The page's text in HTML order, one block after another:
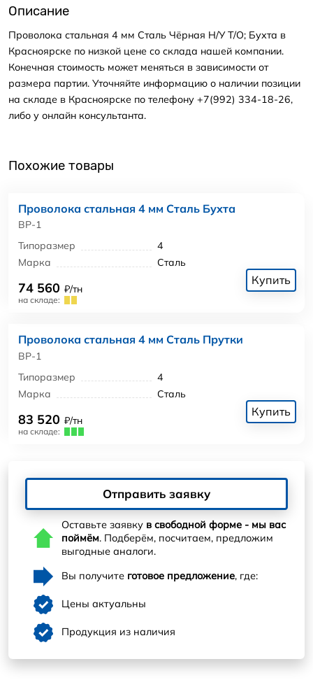
Описание
Проволока стальная 4 мм Сталь Чёрная Н/У Т/О; Бухта в
Красноярске по низкой цене со склада нашей компании.
Конечная стоимость может меняться в зависимости от
размера партии. Уточняйте информацию о наличии позиции
на складе в Красноярске по телефону +7(992) 334-18-26,
либо у онлайн консультанта.
Похожие товары
Проволока стальная 4 мм Сталь Бухта
ВР-1
Типоразмер
4
Марка
Сталь
74 560 ₽/тн
на складе:
Купить
Проволока стальная 4 мм Сталь Прутки
ВР-1
Типоразмер
4
Марка
Сталь
83 520 ₽/тн
на складе:
Купить
Отправить заявку
Оставьте заявку в свободной форме - мы вас
поймём. Подберём, посчитаем, предложим
выгодные аналоги.
Вы получите готовое предложение, где:
Цены актуальны
Продукция из наличия